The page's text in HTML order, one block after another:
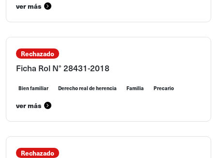
ver más
Rechazado
Ficha Rol N° 28431-2018
Bien familiar Derecho real de herencia Familia Precario
ver más
Rechazado